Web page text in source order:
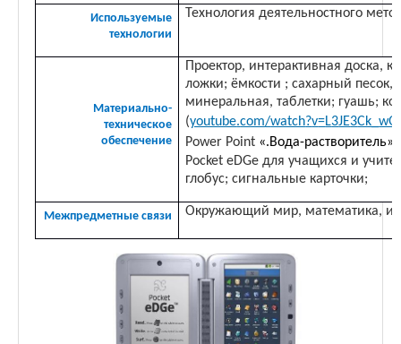
Используемые
технологии
Технология деятельностного
Материально-
техническое
обеспечение
Проектор, интерактивная доска,
ложки; ёмкости ; сахарный песок,
минеральная, таблетки; гуашь;
(youtube.com/watch?v=L3JE3Ck _wQ
Power Point «.Вода-
Pocket eDGe для учащихся и
глобус; сигнальные карточки;
Межпредметные связи Окружающий мир, математика,